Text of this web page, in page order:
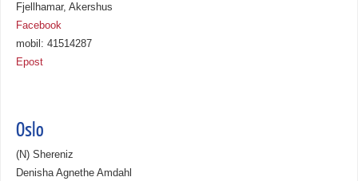
Fjellhamar, Akershus
Facebook
mobil: 41514287
Epost
Oslo
(N) Shereniz
Denisha Agnethe Amdahl